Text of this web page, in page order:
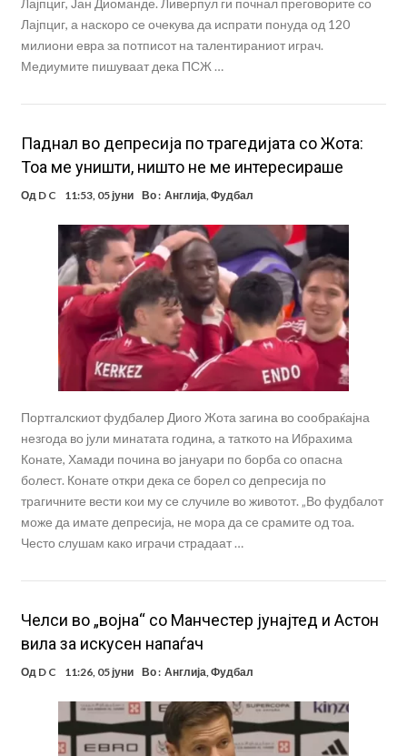
Лајпциг, Јан Диоманде. Ливерпул ги почнал преговорите со
Лајпциг, а наскоро се очекува да испрати понуда од 120
милиони евра за потписот на талентираниот играч.
Медиумите пишуваат дека ПСЖ …
Паднал во депресија по трагедијата со Жота:
Тоа ме уништи, ништо не ме интересираше
Од D C 11:53, 05 јуни Во : Англија,Фудбал
Портгалскиот фудбалер Диого Жота загина во сообраќајна
незгода во јули минатата година, а таткото на Ибрахима
Конате, Хамади почина во јануари по борба со опасна
болест. Конате откри дека се борел со депресија по
трагичните вести кои му се случиле во животот. „Во фудбалот
може да имате депресија, не мора да се срамите од тоа.
Често слушам како играчи страдаат …
Челси во „војна“ со Манчестер јунајтед и Астон
вила за искусен напаѓач
Од D C 11:26, 05 јуни Во : Англија,Фудбал